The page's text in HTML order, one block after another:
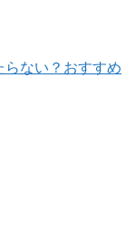
らない？おすすめ